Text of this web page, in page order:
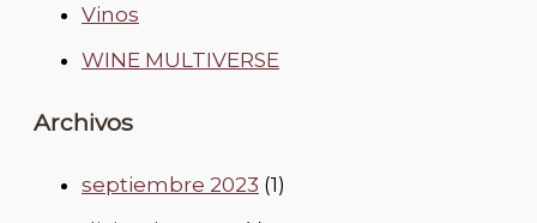
Vinos
WINE MULTIVERSE
Archivos
septiembre 2023 (1)